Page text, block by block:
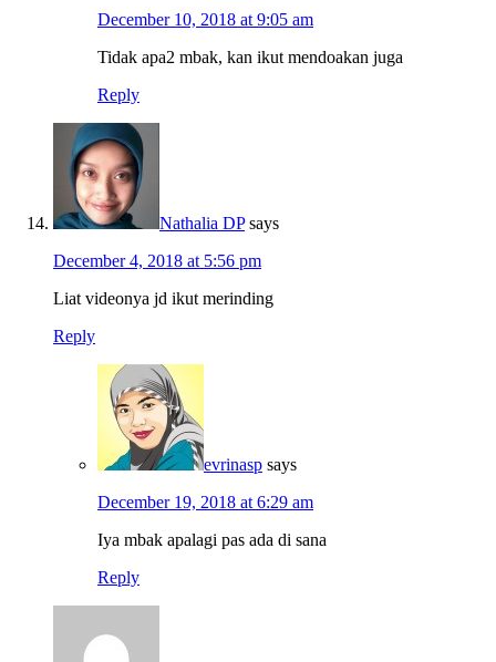
December 10, 2018 at 9:05 am
Tidak apa2 mbak, kan ikut mendoakan juga
Reply
Nathalia DP says
December 4, 2018 at 5:56 pm
Liat videonya jd ikut merinding
Reply
evrinasp says
December 19, 2018 at 6:29 am
Iya mbak apalagi pas ada di sana
Reply